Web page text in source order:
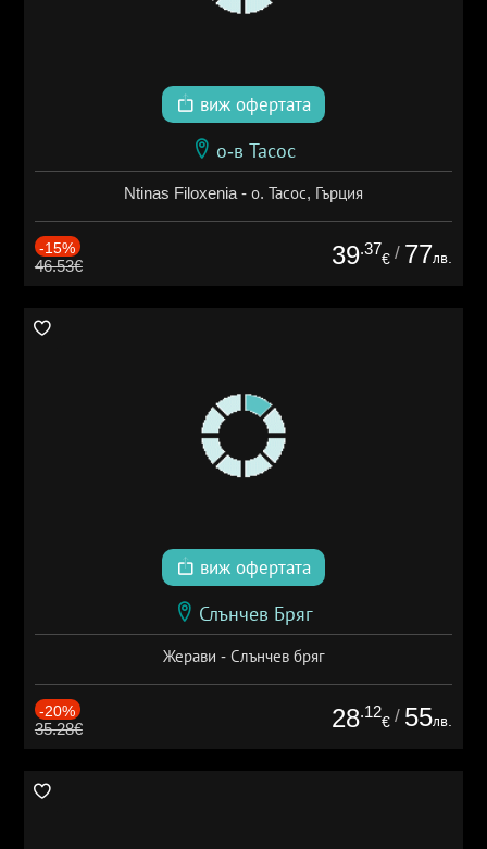
виж офертата
о-в Тасос
Ntinas Filoxenia - о. Тасос, Гърция
-15%
46.53€ 39.37
€ / 77лв.
виж офертата
Слънчев Бряг
Жерави - Слънчев бряг
-20%
35.28€ 28.12
€ / 55лв.